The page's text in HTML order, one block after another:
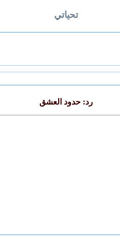
تحياتي
رد: حدود العشق